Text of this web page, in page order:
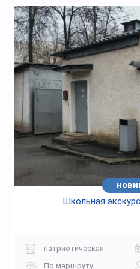
Школьная
патриотическая
По маршруту